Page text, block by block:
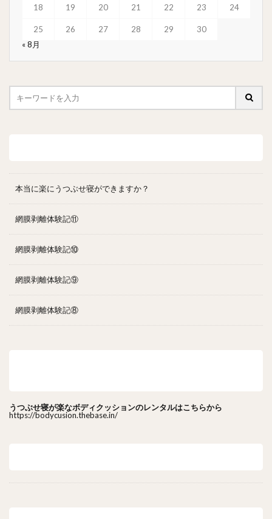
18 19 20 21 22 23 24
25 26 27 28 29
30
« 8月
本当に楽にうつぶせ寝ができますか？
網膜剥離体験記⑪
網膜剥離体験記⑩
網膜剥離体験記⑨
網膜剥離体験記⑧
うつぶせ寝が楽なボディクッションのレンタルはこちらから
https://bodycusion.thebase.in/